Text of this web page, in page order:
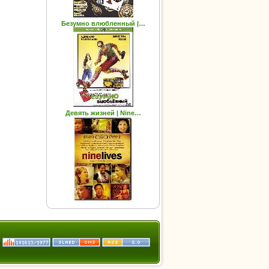
Безумно влюбленный |…
Девять жизней | Nine…